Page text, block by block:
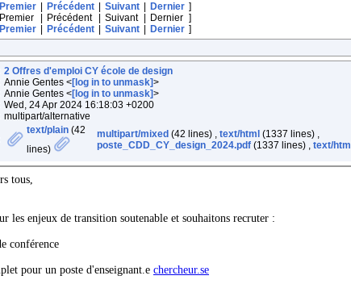
Premier Précédent Suivant Dernier ]
Premier Précédent Suivant Dernier ]
Premier Précédent Suivant Dernier ]
2 Offres d'emploi CY école de design
Annie Gentes <[log in to unmask]>
Annie Gentes <[log in to unmask]>
Wed, 24 Apr 2024 16:18:03 +0200
multipart/alternative
text/plain (42
lines)
multipart/mixed (42 lines) , text/html (1337 lines) ,
poste_CDD_CY_design_2024.pdf (1337 lines) , text/html